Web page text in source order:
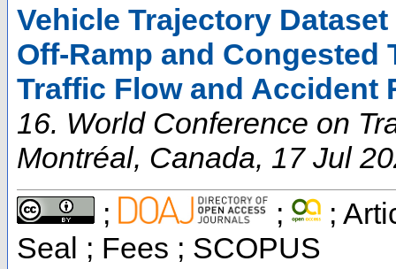
Vehicle Trajectory
Off-Ramp and Congested
Traffic Flow and Accident
16. World Conference on
Montréal, Canada, 17 Jul
;
;
;
Seal ; Fees ; SCOPUS